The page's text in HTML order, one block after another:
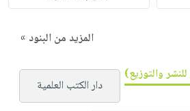
المزيد من البنود »
والتوزيع)
دار الكتب العلمية